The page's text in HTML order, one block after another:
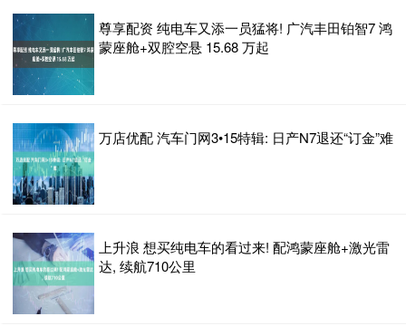
尊享配资 纯电车又添一员猛将! 广汽丰田铂智7 鸿
蒙座舱+双腔空悬 15.68 万起
万店优配 汽车门网3•15特辑: 日产N7退还“订金”难
上升浪 想买纯电车的看过来! 配鸿蒙座舱+激光雷
达, 续航710公里